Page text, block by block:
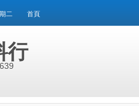
二 首頁
行